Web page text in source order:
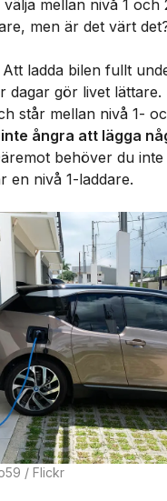
mellan nivå 1 och
men är det värt
Att ladda bilen fullt
dagar gör livet lättare.
står mellan nivå 1-
ångra att lägga
behöver du
en nivå 1-laddare.
/ Flickr